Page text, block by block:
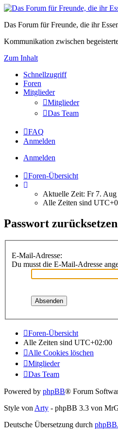
Das Forum für Freunde, die ihr
Kommunikation zwischen
Zum Inhalt
Schnellzugriff
Foren
Mitglieder
Mitglieder
Das Team
FAQ
Anmelden
Anmelden
Foren-Übersicht
Aktuelle Zeit: Fr 7. Aug
Alle Zeiten sind
Passwort zurücksetzen
E-Mail-Adresse:
Du musst die E-Mail-Adresse
Foren-Übersicht
Alle Zeiten sind UTC+02:00
Alle Cookies löschen
Mitglieder
Das Team
Powered by phpBB® Forum
Style vonArty - phpBB 3.3 von
Deutsche Übersetzung durch